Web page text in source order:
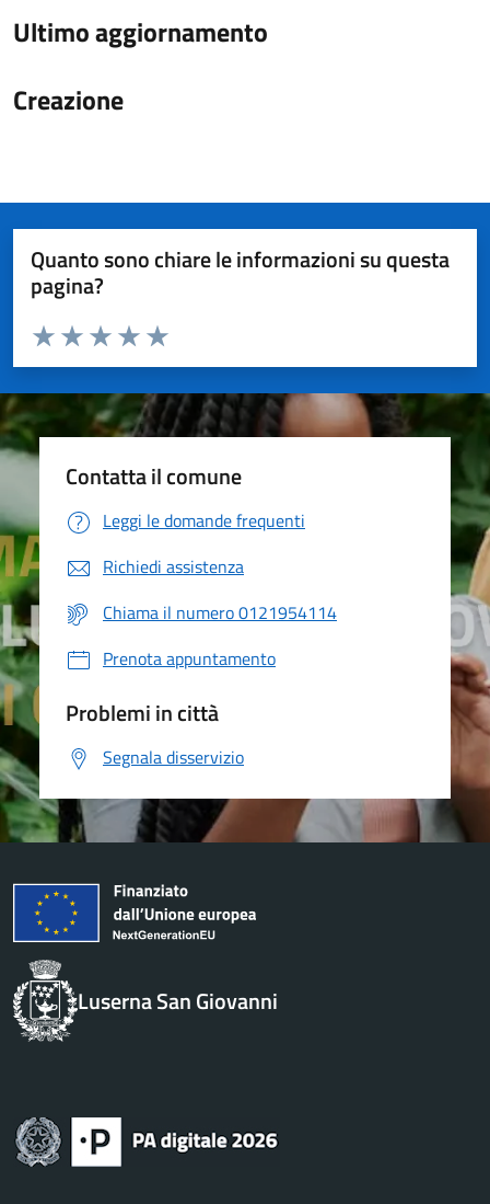
Ultimo aggiornamento
Creazione
Quanto sono chiare le informazioni su questa
pagina?
Valuta da 1 a 5 stelle la pagina
Valuta 5 stelle su 5
Valuta 4 stelle su 5
Valuta 3 stelle su 5
Valuta 2 stelle su 5
Valuta 1 stelle su 5
Contatta il comune
Leggi le domande frequenti
Richiedi assistenza
Chiama il numero 0121954114
Prenota appuntamento
Problemi in città
Segnala disservizio
Luserna San Giovanni